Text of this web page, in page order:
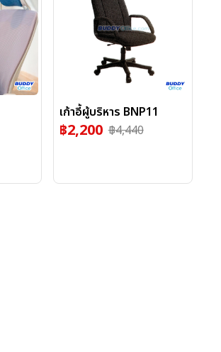
เก้าอี้ผู้บริหาร BNP11
฿2,200 ฿4,440